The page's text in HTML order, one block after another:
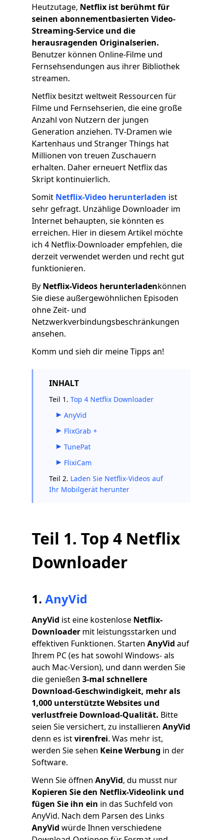
Heutzutage, Netflix ist berühmt für
seinen abonnementbasierten Video-
Streaming-Service und die
herausragenden Originalserien.
Benutzer können Online-Filme und
Fernsehsendungen aus ihrer Bibliothek
streamen.
Netflix besitzt weltweit Ressourcen für
Filme und Fernsehserien, die eine große
Anzahl von Nutzern der jungen
Generation anziehen. TV-Dramen wie
Kartenhaus und Stranger Things hat
Millionen von treuen Zuschauern
erhalten. Daher erneuert Netflix das
Skript kontinuierlich.
Somit Netflix-Video herunterladen ist
sehr gefragt. Unzählige Downloader im
Internet behaupten, sie könnten es
erreichen. Hier in diesem Artikel möchte
ich 4 Netflix-Downloader empfehlen, die
derzeit verwendet werden und recht gut
funktionieren.
By Netflix-Videos herunterladenkönnen
Sie diese außergewöhnlichen Episoden
ohne Zeit- und
Netzwerkverbindungsbeschränkungen
ansehen.
Komm und sieh dir meine Tipps an!
INHALT
Teil 1. Top 4 Netflix Downloader
AnyVid
FlixGrab +
TunePat
FlixiCam
Teil 2. Laden Sie Netflix-Videos auf
Ihr Mobilgerät herunter
Teil 1. Top 4 Netflix
Downloader
1. AnyVid
AnyVid ist eine kostenlose Netflix-
Downloader mit leistungsstarken und
effektiven Funktionen. Starten AnyVid auf
Ihrem PC (es hat sowohl Windows- als
auch Mac-Version), und dann werden Sie
die genießen 3-mal schnellere
Download-Geschwindigkeit, mehr als
1,000 unterstützte Websites und
verlustfreie Download-Qualität. Bitte
seien Sie versichert, zu installieren AnyVid
denn es istvirenfrei. Was mehr ist,
werden Sie sehen Keine Werbung in der
Software.
Wenn Sie öffnen AnyVid, du musst nur
Kopieren Sie den Netflix-Videolink und
fügen Sie ihn ein in das Suchfeld von
AnyVid. Nach dem Parsen des Links
AnyVid würde Ihnen verschiedene